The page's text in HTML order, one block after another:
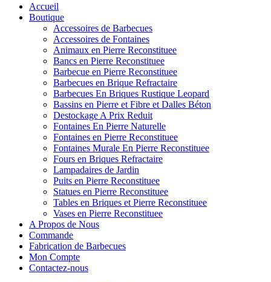
Accueil
Boutique
Accessoires de Barbecues
Accessoires de Fontaines
Animaux en Pierre Reconstituee
Bancs en Pierre Reconstituee
Barbecue en Pierre Reconstituee
Barbecues en Brique Refractaire
Barbecues En Briques Rustique Leopard
Bassins en Pierre et Fibre et Dalles Béton
Destockage A Prix Reduit
Fontaines En Pierre Naturelle
Fontaines en Pierre Reconstituee
Fontaines Murale En Pierre Reconstituee
Fours en Briques Refractaire
Lampadaires de Jardin
Puits en Pierre Reconstituee
Statues en Pierre Reconstituee
Tables en Briques et Pierre Reconstituee
Vases en Pierre Reconstituee
A Propos de Nous
Commande
Fabrication de Barbecues
Mon Compte
Contactez-nous